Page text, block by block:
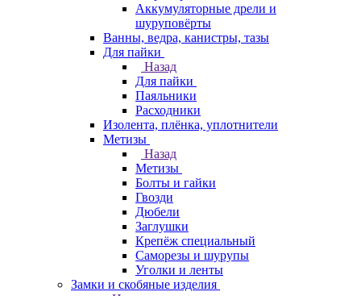
Аккумуляторные дрели и
шуруповёрты
Ванны, ведра, канистры, тазы
Для пайки
Назад
Для пайки
Паяльники
Расходники
Изолента, плёнка, уплотнители
Метизы
Назад
Метизы
Болты и гайки
Гвозди
Дюбели
Заглушки
Крепёж специальный
Саморезы и шурупы
Уголки и ленты
Замки и скобяные изделия